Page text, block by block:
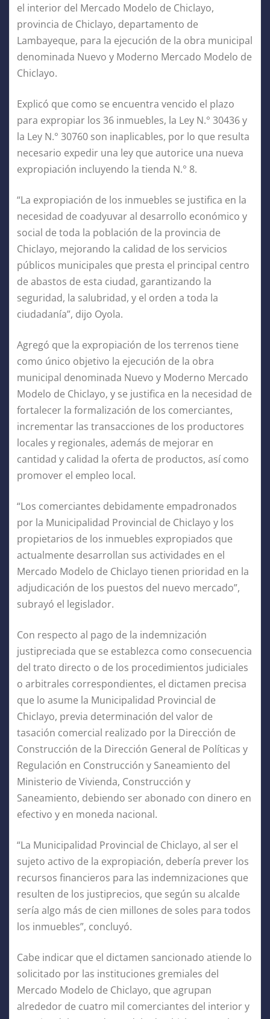
el interior del Mercado Modelo de Chiclayo,
provincia de Chiclayo, departamento de
Lambayeque, para la ejecución de la obra municipal
denominada Nuevo y Moderno Mercado Modelo de
Chiclayo.
Explicó que como se encuentra vencido el plazo
para expropiar los 36 inmuebles, la Ley N.° 30436 y
la Ley N.° 30760 son inaplicables, por lo que resulta
necesario expedir una ley que autorice una nueva
expropiación incluyendo la tienda N.° 8.
“La expropiación de los inmuebles se justifica en la
necesidad de coadyuvar al desarrollo económico y
social de toda la población de la provincia de
Chiclayo, mejorando la calidad de los servicios
públicos municipales que presta el principal centro
de abastos de esta ciudad, garantizando la
seguridad, la salubridad, y el orden a toda la
ciudadanía”, dijo Oyola.
Agregó que la expropiación de los terrenos tiene
como único objetivo la ejecución de la obra
municipal denominada Nuevo y Moderno Mercado
Modelo de Chiclayo, y se justifica en la necesidad de
fortalecer la formalización de los comerciantes,
incrementar las transacciones de los productores
locales y regionales, además de mejorar en
cantidad y calidad la oferta de productos, así como
promover el empleo local.
“Los comerciantes debidamente empadronados
por la Municipalidad Provincial de Chiclayo y los
propietarios de los inmuebles expropiados que
actualmente desarrollan sus actividades en el
Mercado Modelo de Chiclayo tienen prioridad en la
adjudicación de los puestos del nuevo mercado”,
subrayó el legislador.
Con respecto al pago de la indemnización
justipreciada que se establezca como consecuencia
del trato directo o de los procedimientos judiciales
o arbitrales correspondientes, el dictamen precisa
que lo asume la Municipalidad Provincial de
Chiclayo, previa determinación del valor de
tasación comercial realizado por la Dirección de
Construcción de la Dirección General de Políticas y
Regulación en Construcción y Saneamiento del
Ministerio de Vivienda, Construcción y
Saneamiento, debiendo ser abonado con dinero en
efectivo y en moneda nacional.
“La Municipalidad Provincial de Chiclayo, al ser el
sujeto activo de la expropiación, debería prever los
recursos financieros para las indemnizaciones que
resulten de los justiprecios, que según su alcalde
sería algo más de cien millones de soles para todos
los inmuebles”, concluyó.
Cabe indicar que el dictamen sancionado atiende lo
solicitado por las instituciones gremiales del
Mercado Modelo de Chiclayo, que agrupan
alrededor de cuatro mil comerciantes del interior y